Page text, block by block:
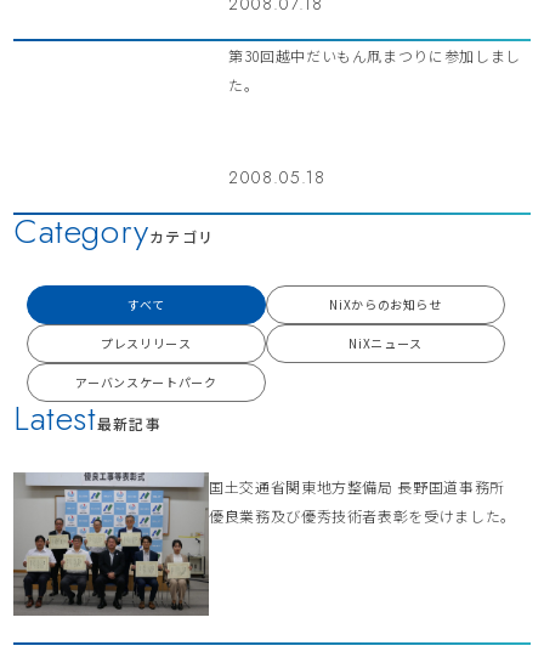
第30回越中だいもん凧まつりに参加しまし
た。
2008.05.18
Latest最新記事
国土交通省関東地方整備局 長野国道事務所
優良業務及び優秀技術者表彰を受けました。
Categoryカテゴリ
すべて NiXからのお知らせ
プレスリリース NiXニュース
アーバンスケートパーク